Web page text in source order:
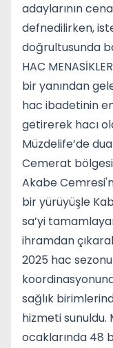
adaylarının
defnedilirken,
doğrultusunda
HAC
bir yanından
hac ibadetinin
getirerek hacı
Müzdelife’de
Cemerat
Akabe
bir yürüyüşle
sa’yi
ihramdan
2025 hac
sağlık
hizmeti sunuldu.
ocaklarında 48